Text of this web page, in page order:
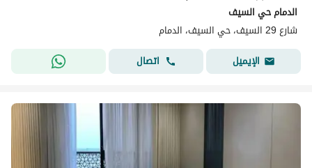
الدمام حي السيف
شارع 29 السيف، حي السيف، الدمام
الإيميل
اتصال